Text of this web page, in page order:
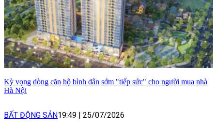
Kỳ vọng dòng căn hộ bình dân sớm "tiếp sức" cho người mua nhà
Hà Nội
BẤT ĐỘNG SẢN19:49 | 25/07/2026